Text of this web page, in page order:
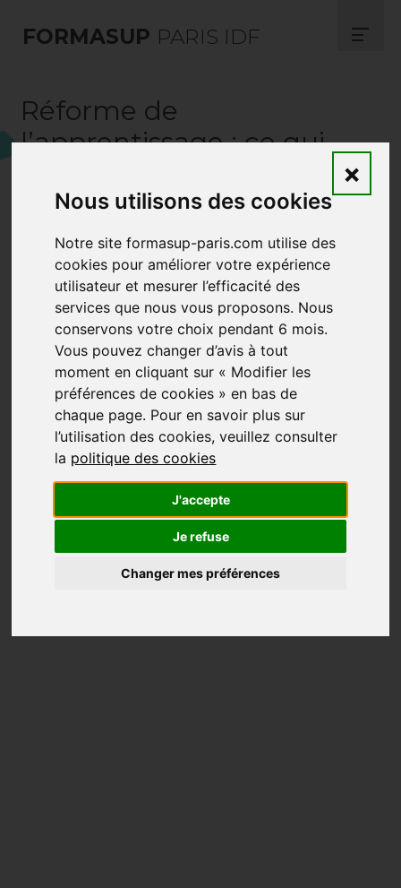
Nous utilisons des cookies
Notre site formasup-paris.com utilise des
cookies pour améliorer votre expérience
utilisateur et mesurer l’efficacité des
services que nous vous proposons. Nous
conservons votre choix pendant 6 mois.
Vous pouvez changer d’avis à tout
moment en cliquant sur « Modifier les
préférences de cookies » en bas de
chaque page. Pour en savoir plus sur
l’utilisation des cookies, veuillez consulter
la politique des cookies
J'accepte
Je refuse
Changer mes préférences
×
FORMASUP PARIS IDF
Réforme de
l’apprentissage : ce qui
change au 1er juillet 2025